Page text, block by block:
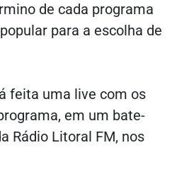
de cada programa
para a escolha de
feita uma live com os
em um bate-
Rádio Litoral FM, nos